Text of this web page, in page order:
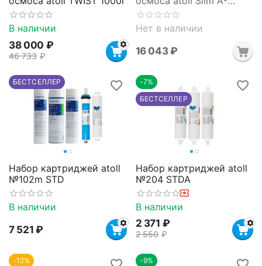
В наличии
38 000 ₽
46 733 ₽
4200m STDA
Нет в наличии
16 043 ₽
БЕСТСЕЛЛЕР
Набор картриджей atoll
№102m STD
В наличии
7 521 ₽
-7%
БЕСТСЕЛЛЕР
Набор картриджей atoll
№204 STDA
В наличии
2 371 ₽
2 550 ₽
-12%
-9%